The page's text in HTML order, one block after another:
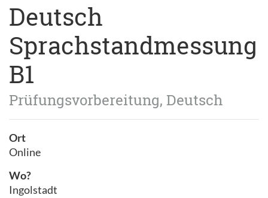
Deutsch
Sprachstandmessung
B1
Prüfungsvorbereitung, Deutsch
Ort
Online
Wo?
Ingolstadt